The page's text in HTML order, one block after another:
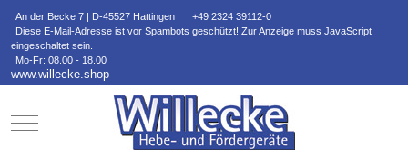
An der Becke 7 | D-45527 Hattingen
+49 2324 39112-0
Diese E-Mail-Adresse ist vor Spambots geschützt! Zur Anzeige muss JavaScript
eingeschaltet sein.
Mo-Fr: 08.00 - 18.00
www.willecke.shop
Mobile Menu Toggle